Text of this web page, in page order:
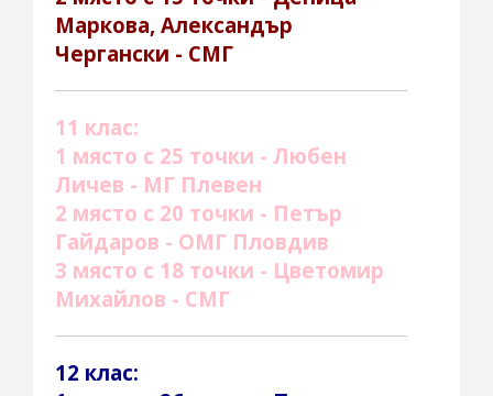
Маркова, Александър
Чергански - СМГ
11 клас:
1 място с 25 точки - Любен
Личев - МГ Плевен
2 място с 20 точки - Петър
Гайдаров - ОМГ Пловдив
3 място с 18 точки - Цветомир
Михайлов - СМГ
12 клас: